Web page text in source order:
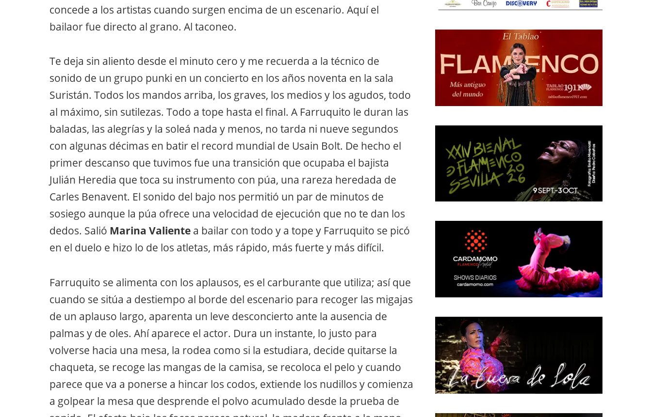
concede a los artistas cuando surgen encima de un escenario. Aquí el
bailaor fue directo al grano. Al taconeo.
Te deja sin aliento desde el minuto cero y me recuerda a la técnico de
sonido de un grupo punki en un concierto en los años noventa en la sala
Suristán. Todos los mandos arriba, los graves, los medios y los agudos, todo
al máximo, sin sutilezas. Todo a tope hasta el final. A Farruquito le duran las
baladas, las alegrías y la soleá nada y menos, no tarda ni nueve segundos
con algunas décimas en batir el record mundial de Usain Bolt. De hecho el
primer descanso que tuvimos fue una transición que ocupaba el bajista
Julián Heredia que toca su instrumento con púa, una rareza heredada de
Carles Benavent. El sonido del bajo nos permitió un par de minutos de
sosiego aunque la púa ofrece una velocidad de ejecución que no te dan los
dedos. Salió Marina Valiente a bailar con todo y a tope y Farruquito se picó
en el duelo e hizo lo de los atletas, más rápido, más fuerte y más difícil.
Farruquito se alimenta con los aplausos, es el carburante que utiliza; así que
cuando se sitúa a destiempo al borde del escenario para recoger las migajas
de un aplauso largo, aparenta un leve desconcierto ante la ausencia de
palmas y de oles. Ahí aparece el actor. Dura un instante, lo justo para
volverse hacia una mesa, la rodea como si la estudiara, decide quitarse la
chaqueta, se recoge las mangas de la camisa, se recoloca el pelo y cuando
parece que va a ponerse a hincar los codos, extiende los nudillos y comienza
a golpear la mesa que desprende el polvo acumulado desde la prueba de